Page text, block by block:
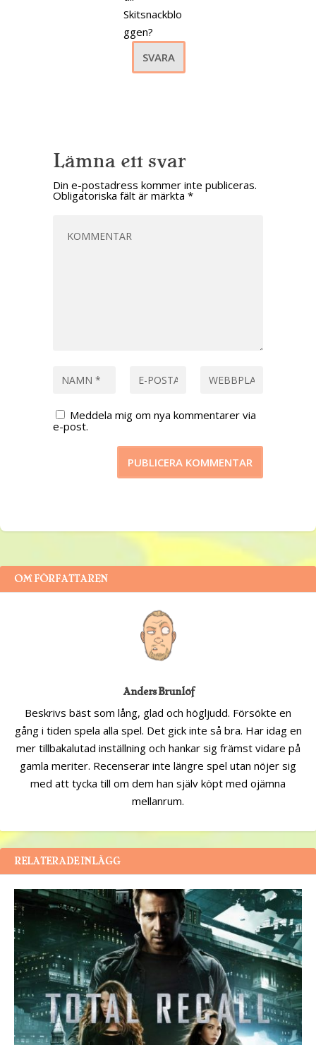
Skitsnackblo
ggen?
SVARA
Lämna ett svar
Din e-postadress kommer inte publiceras.
Obligatoriska fält är märkta *
Meddela mig om nya kommentarer via
e-post.
OM FÖRFATTAREN
Anders Brunlöf
Beskrivs bäst som lång, glad och högljudd. Försökte en
gång i tiden spela alla spel. Det gick inte så bra. Har idag en
mer tillbakalutad inställning och hankar sig främst vidare på
gamla meriter. Recenserar inte längre spel utan nöjer sig
med att tycka till om dem han själv köpt med ojämna
mellanrum.
RELATERADE INLÄGG